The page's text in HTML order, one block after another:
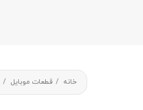
خانه قطعات موبایل